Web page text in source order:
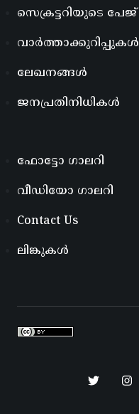
സെക്രട്ടറിയുടെ പേജ്
വാർത്താക്കുറിപ്പുകൾ
ലേഖനങ്ങൾ
ജനപ്രതിനിധികൾ
ഫോട്ടോ ഗാലറി
വീഡിയോ ഗാലറി
Contact Us
ലിങ്കുകൾ